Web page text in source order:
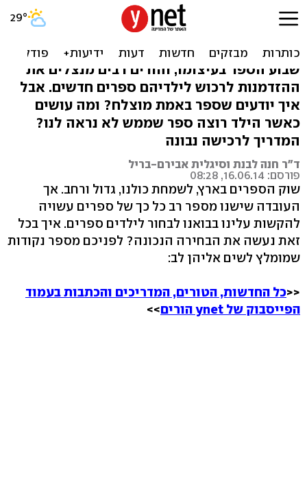
איך תבחרו לילדים ספר טוב
שבוע הספר בעיצומו, והורים רבים מנצלים את
ההזדמנות לרכוש לילדיהם ספרים חדשים. אבל
איך יודעים שספר באמת מוצלח? ומה עושים
כאשר הילד רוצה ספר שממש לא נראה לנו?
המדריך לרכישה נבונה
ד"ר חנה לבנת וסיגלית אבירם-בריל
פורסם: 16.06.14, 08:28
שוק הספרים בארץ, לשמחת כולנו, גדול ורחב. אך
העובדה שישנו מספר רב כל כך של ספרים עשויה
להקשות עלינו בבואנו לבחור לילדים ספרים. איך בכל
זאת נעשה את הבחירה הנכונה? לפניכם מספר נקודות
שמומלץ לשים אליהן לב:
<<כל החדשות, הטורים, המדריכים והכתבות בעמוד
הפייסבוק של ynet הורים
>>